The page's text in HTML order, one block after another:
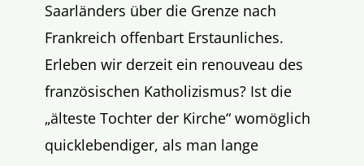
Saarländers über die Grenze nach
Frankreich offenbart Erstaunliches.
Erleben wir derzeit ein renouveau des
französischen Katholizismus? Ist die
„älteste Tochter der Kirche“ womöglich
quicklebendiger, als man lange